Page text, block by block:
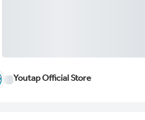
Youtap Official Store